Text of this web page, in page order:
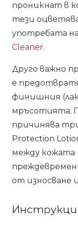
проникнат в
тези
употребата на
Cleaner.
Друго важно
е
финишния
мръсотията;
причинява
Protection
между
от износване